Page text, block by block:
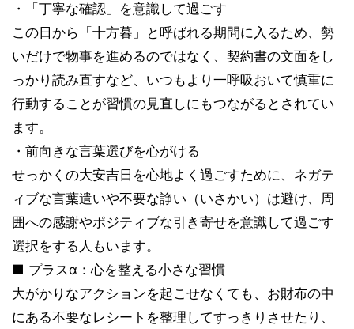
・「丁寧な確認」を意識して過ごす
この日から「十方暮」と呼ばれる期間に入るため、勢
いだけで物事を進めるのではなく、契約書の文面をし
っかり読み直すなど、いつもより一呼吸おいて慎重に
行動することが習慣の見直しにもつながるとされてい
ます。
・前向きな言葉選びを心がける
せっかくの大安吉日を心地よく過ごすために、ネガテ
ィブな言葉遣いや不要な諍い（いさかい）は避け、周
囲への感謝やポジティブな引き寄せを意識して過ごす
選択をする人もいます。
■ プラスα：心を整える小さな習慣
大がかりなアクションを起こせなくても、お財布の中
にある不要なレシートを整理してすっきりさせたり、